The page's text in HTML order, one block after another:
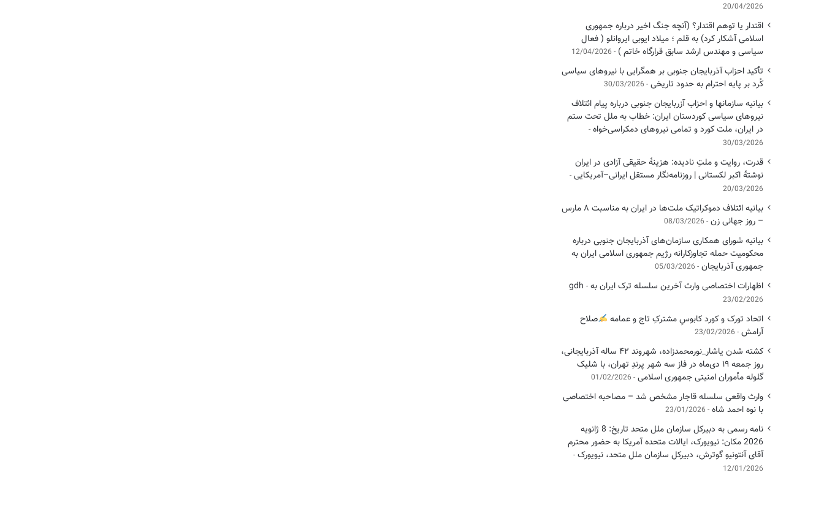
20/04/2026
اقتدار یا توهم اقتدار؟ (آنچه جنگ اخیر درباره جمهوری
اسلامی آشکار کرد) به قلم ؛ میلاد ایوبی ایروانلو ( فعال
سیاسی و مهندس ارشد سابق قرارگاه خاتم ) 12/04/2026
تأکید احزاب آذربایجان جنوبی بر همگرایی با نیروهای سیاسی
کُرد بر پایه احترام به حدود تاریخی 30/03/2026
بیانیه سازمانها و احزاب آزربایجان جنوبی درباره پیام ائتلاف
نیروهای سیاسی کوردستان ایران: خطاب به ملل تحت ستم
در ایران، ملت کورد و تمامی نیروهای دمکراسی‌خواه
30/03/2026
قدرت، روایت و ملتِ نادیده: هزینهٔ حقیقی آزادی در ایران
نوشتهٔ اکبر لکستانی | روزنامه‌نگار مستقل ایرانی–آمریکایی
20/03/2026
بیانیه ائتلاف دموکراتیک ملت‌ها در ایران به مناسبت ۸ مارس
– روز جهانی زن 08/03/2026
بیانیه شورای همکاری سازمان‌های آذربایجان جنوبی درباره
محکومیت حمله تجاوزکارانه رژیم جمهوری اسلامی ایران به
جمهوری آذربایجان 05/03/2026
اظهارات اختصاصی وارث آخرین سلسله ترک ایران به gdh
23/02/2026
اتحاد تورک و کورد کابوسِ مشترکِ تاج و عمامه
​صلاح
آرامش 23/02/2026
کشته شدن یاشار_نورمحمدزاده، شهروند ۴۲ ساله آذربایجانی،
روز جمعه ۱۹ دی‌ماه در فاز سه شهر پرندِ تهران، با شلیک
گلوله مأموران امنیتی جمهوری اسلامی 01/02/2026
وارث واقعی سلسله قاجار مشخص شد – مصاحبه اختصاصی
با نوه احمد شاه 23/01/2026
نامه رسمی به دبیرکل سازمان ملل متحد تاریخ: 8 ژانویه
2026 مکان: نیویورک، ایالات متحده آمریکا به حضور محترم
آقای آنتونیو گوترش، دبیرکل سازمان ملل متحد، نیویورک
12/01/2026